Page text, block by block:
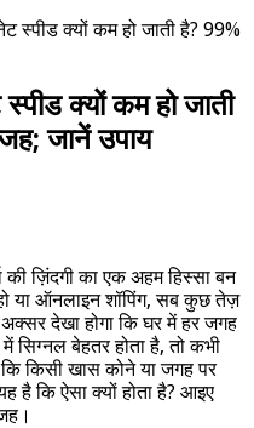
स्पीड क्यों कम हो जाती है? 99%
क्यों कम हो जाती
जानें उपाय
की ज़िंदगी का एक अहम हिस्सा बन
या ऑनलाइन शॉपिंग, सब कुछ तेज़
देखा होगा कि घर में हर जगह
बेहतर होता है, तो कभी
किसी खास कोने या जगह पर
है कि ऐसा क्यों होता है? आइए